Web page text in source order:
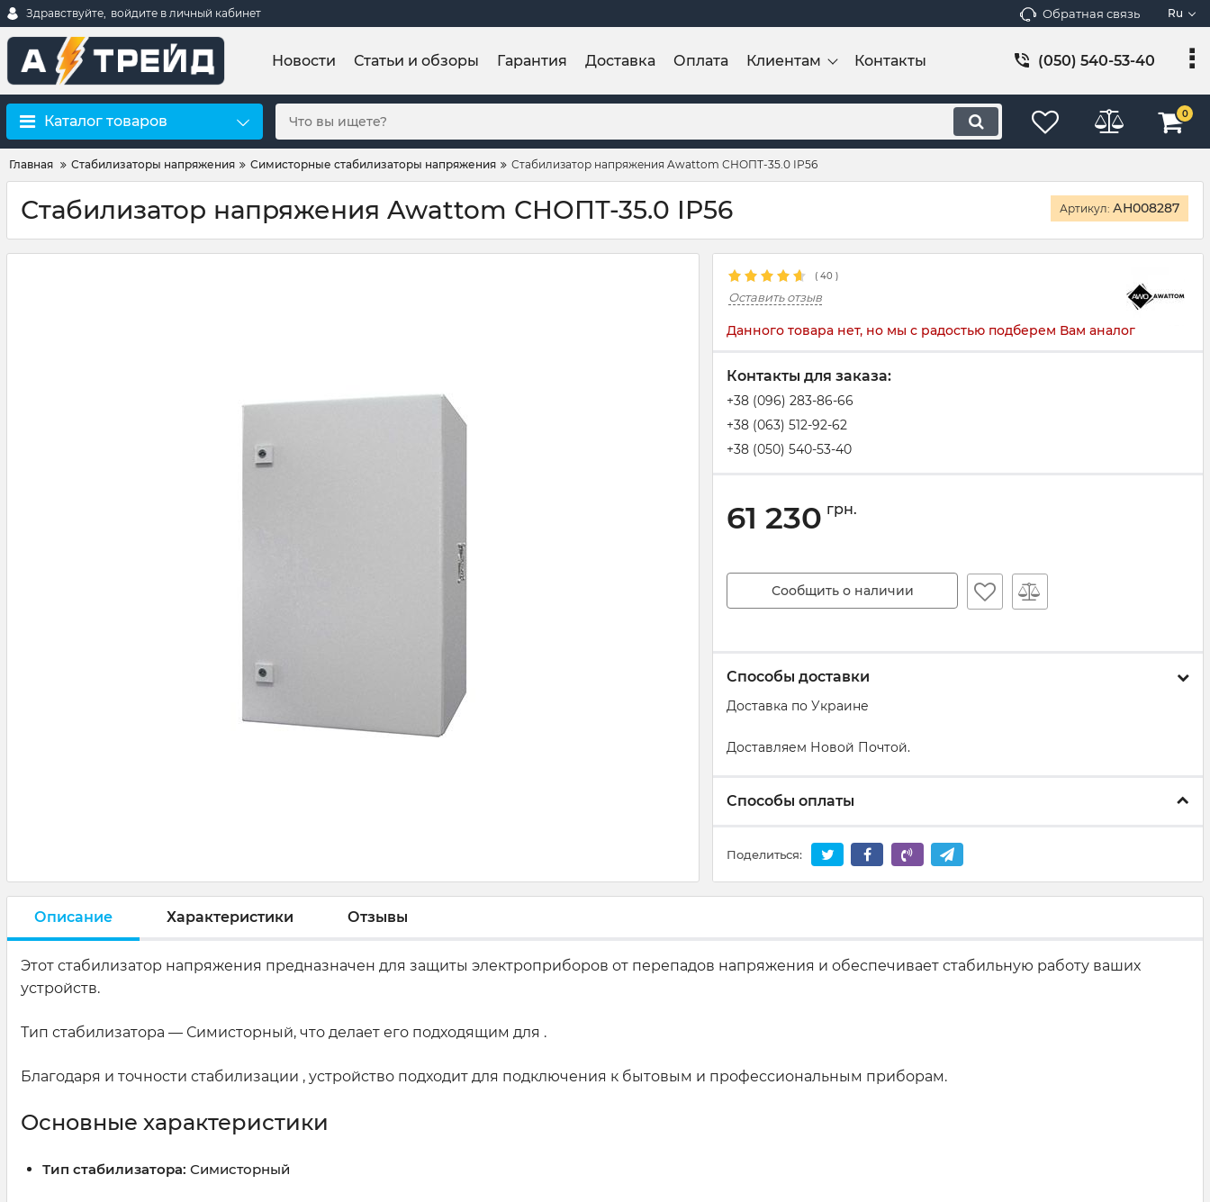
Здравствуйте, войдите в личный кабинет Обратная связь Ru
Новости Статьи и обзоры Гарантия Доставка Оплата Клиентам Контакты (050) 540-53-40
Каталог товаров 0
Главная Стабилизаторы напряжения Симисторные стабилизаторы напряжения Стабилизатор напряжения Awattom СНОПТ-35.0 ІР56
Стабилизатор напряжения Awattom СНОПТ-35.0 ІР56 Артикул: АН008287
( 40 )
Оставить отзыв
Данного товара нет, но мы с радостью подберем Вам аналог
Контакты для заказа:
+38 (096) 283-86-66
+38 (063) 512-92-62
+38 (050) 540-53-40
61 230 грн.
Сообщить о наличии
Способы доставки
Доставка по Украине
Доставляем Новой Почтой.
Способы оплаты
Поделиться:
Описание Характеристики Отзывы
Этот стабилизатор напряжения предназначен для защиты электроприборов от перепадов напряжения и обеспечивает стабильную работу ваших
устройств.
Тип стабилизатора — Симисторный, что делает его подходящим для .
Благодаря и точности стабилизации , устройство подходит для подключения к бытовым и профессиональным приборам.
Основные характеристики
Тип стабилизатора: Симисторный